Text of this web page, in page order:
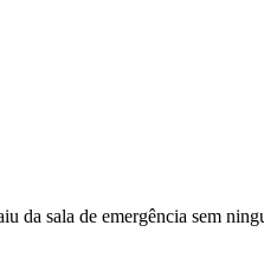
da sala de emergência sem